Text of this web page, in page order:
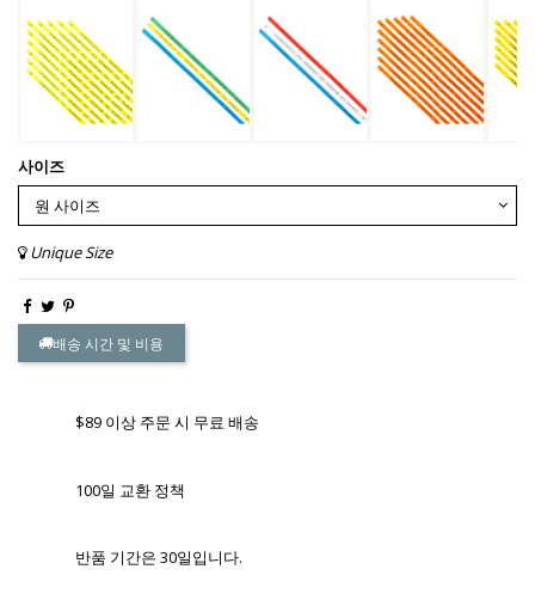
사이즈
Unique Size
배송 시간 및 비용
$89 이상 주문 시 무료 배송
100일 교환 정책
반품 기간은 30일입니다.